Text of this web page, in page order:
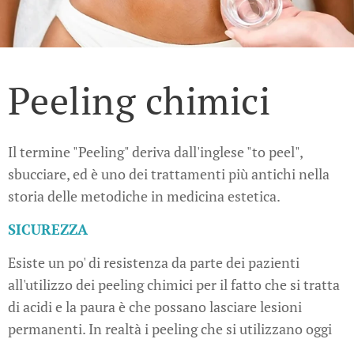
Peeling chimici
Il termine "Peeling" deriva dall'inglese "to peel",
sbucciare, ed è uno dei trattamenti più antichi nella
storia delle metodiche in medicina estetica.
SICUREZZA
Esiste un po' di resistenza da parte dei pazienti
all'utilizzo dei peeling chimici per il fatto che si tratta
di acidi e la paura è che possano lasciare lesioni
permanenti. In realtà i peeling che si utilizzano oggi